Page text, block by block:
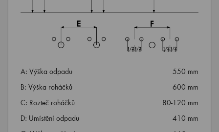
A: Výška odpadu
550 mm
B: Výška roháčků
600 mm
C: Rozteč roháčků
80-120 mm
D: Umístění odpadu
410 mm